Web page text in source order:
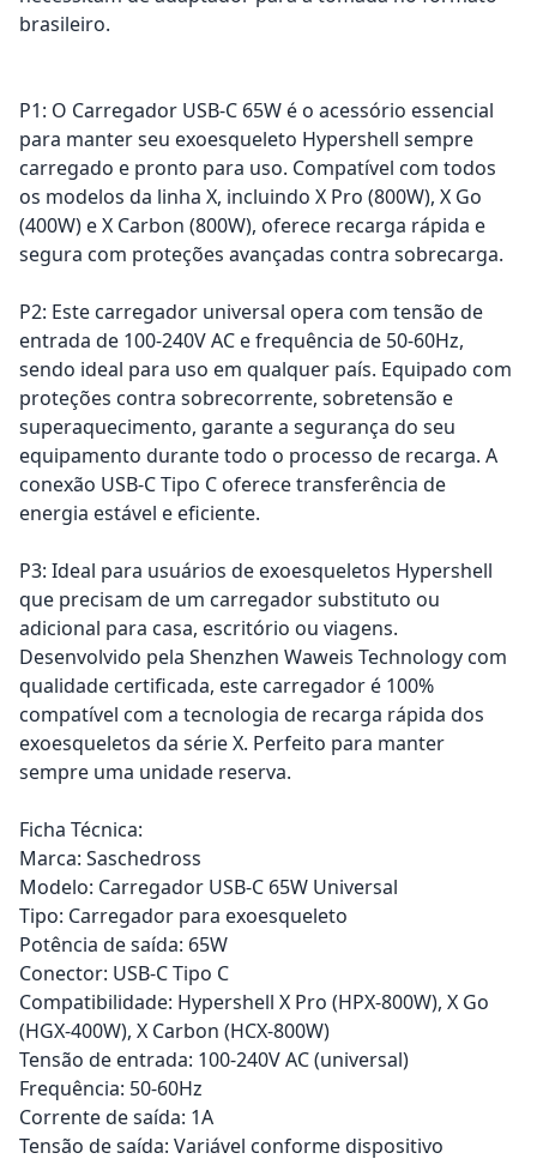
brasileiro.
P1: O Carregador USB-C 65W é o acessório essencial
para manter seu exoesqueleto Hypershell sempre
carregado e pronto para uso. Compatível com todos
os modelos da linha X, incluindo X Pro (800W), X Go
(400W) e X Carbon (800W), oferece recarga rápida e
segura com proteções avançadas contra sobrecarga.
P2: Este carregador universal opera com tensão de
entrada de 100-240V AC e frequência de 50-60Hz,
sendo ideal para uso em qualquer país. Equipado com
proteções contra sobrecorrente, sobretensão e
superaquecimento, garante a segurança do seu
equipamento durante todo o processo de recarga. A
conexão USB-C Tipo C oferece transferência de
energia estável e eficiente.
P3: Ideal para usuários de exoesqueletos Hypershell
que precisam de um carregador substituto ou
adicional para casa, escritório ou viagens.
Desenvolvido pela Shenzhen Waweis Technology com
qualidade certificada, este carregador é 100%
compatível com a tecnologia de recarga rápida dos
exoesqueletos da série X. Perfeito para manter
sempre uma unidade reserva.
Ficha Técnica:
Marca: Saschedross
Modelo: Carregador USB-C 65W Universal
Tipo: Carregador para exoesqueleto
Potência de saída: 65W
Conector: USB-C Tipo C
Compatibilidade: Hypershell X Pro (HPX-800W), X Go
(HGX-400W), X Carbon (HCX-800W)
Tensão de entrada: 100-240V AC (universal)
Frequência: 50-60Hz
Corrente de saída: 1A
Tensão de saída: Variável conforme dispositivo